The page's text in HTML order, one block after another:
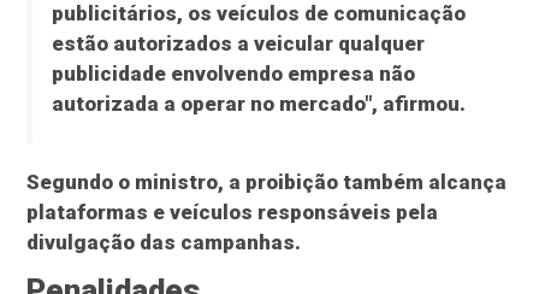
publicitários, os veículos de comunicação
estão autorizados a veicular qualquer
publicidade envolvendo empresa não
autorizada a operar no mercado", afirmou.
Segundo o ministro, a proibição também alcança
plataformas e veículos responsáveis pela
divulgação das campanhas.